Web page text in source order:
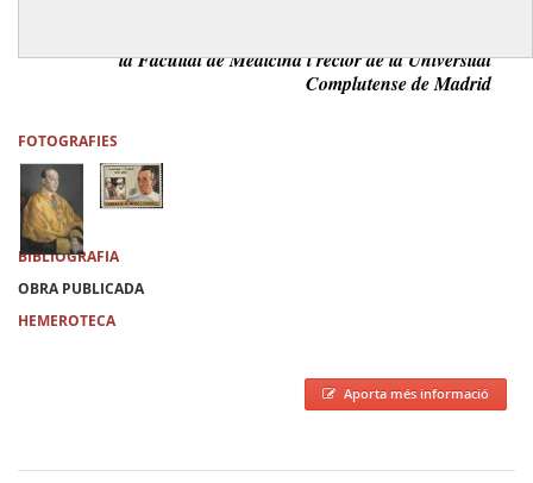
la Facultat de Medicina i rector de la Universitat
Complutense de Madrid
FOTOGRAFIES
BIBLIOGRAFIA
OBRA PUBLICADA
HEMEROTECA
Aporta més informació